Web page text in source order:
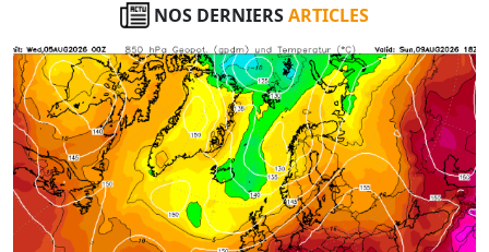
NOS DERNIERSARTICLES